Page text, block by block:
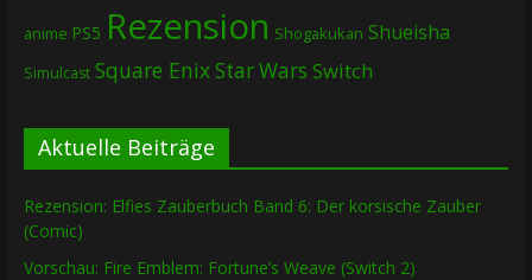
anime PS5 Rezension Shogakukan Shueisha
Simulcast Square EnixStar Wars Switch
Aktuelle Beiträge
Rezension: Elfies Zauberbuch Band 6: Der korsische Zauber
(Comic)
Vorschau: Fire Emblem: Fortune’s Weave (Switch 2)